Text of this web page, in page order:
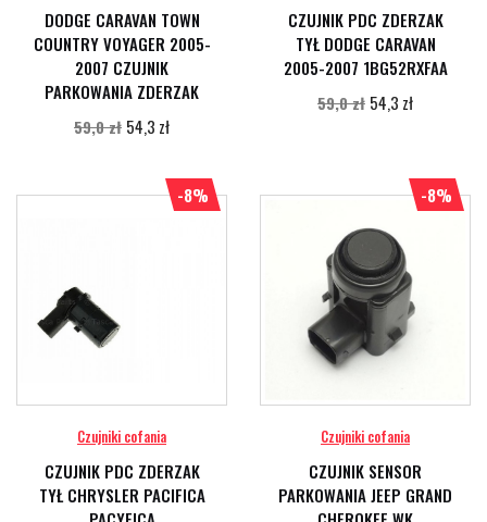
DODGE CARAVAN TOWN
COUNTRY VOYAGER 2005-
2007 CZUJNIK
PARKOWANIA ZDERZAK
59,0 zł 54,3 zł
CZUJNIK PDC ZDERZAK
TYŁ DODGE CARAVAN
2005-2007 1BG52RXFAA
59,0 zł 54,3 zł
Czujniki cofania
CZUJNIK PDC ZDERZAK
TYŁ CHRYSLER PACIFICA
-8%
Czujniki cofania
CZUJNIK SENSOR
PARKOWANIA JEEP GRAND
-8%